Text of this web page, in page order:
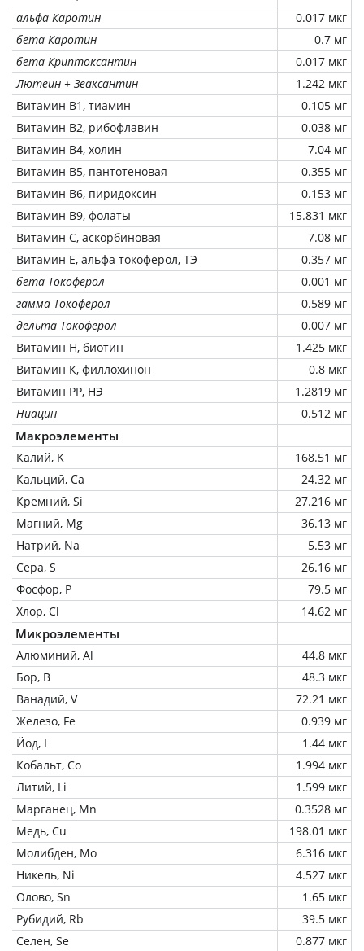
альфа Каротин
0.017 мкг
бета Каротин
0.7 мг
бета Криптоксантин
0.017 мкг
Лютеин + Зеаксантин
1.242 мкг
Витамин В1, тиамин
0.105 мг
Витамин В2, рибофлавин
0.038 мг
Витамин В4, холин
7.04 мг
Витамин В5, пантотеновая
0.355 мг
Витамин В6, пиридоксин
0.153 мг
Витамин В9, фолаты
15.831 мкг
Витамин C, аскорбиновая
7.08 мг
Витамин Е, альфа токоферол, ТЭ
0.357 мг
бета Токоферол
0.001 мг
гамма Токоферол
0.589 мг
дельта Токоферол
0.007 мг
Витамин Н, биотин
1.425 мкг
Витамин К, филлохинон
0.8 мкг
Витамин РР, НЭ
1.2819 мг
Ниацин
0.512 мг
Макроэлементы
Калий, K
168.51 мг
Кальций, Ca
24.32 мг
Кремний, Si
27.216 мг
Магний, Mg
36.13 мг
Натрий, Na
5.53 мг
Сера, S
26.16 мг
Фосфор, P
79.5 мг
Хлор, Cl
14.62 мг
Микроэлементы
Алюминий, Al
44.8 мкг
Бор, B
48.3 мкг
Ванадий, V
72.21 мкг
Железо, Fe
0.939 мг
Йод, I
1.44 мкг
Кобальт, Co
1.994 мкг
Литий, Li
1.599 мкг
Марганец, Mn
0.3528 мг
Медь, Cu
198.01 мкг
Молибден, Mo
6.316 мкг
Никель, Ni
4.527 мкг
Олово, Sn
1.65 мкг
Рубидий, Rb
39.5 мкг
Селен, Se
0.877 мкг